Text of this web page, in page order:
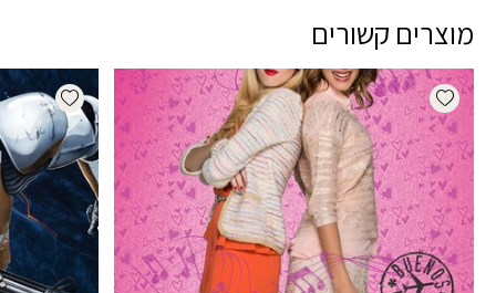
מוצרים קשורים
Add wishlist
wishlist